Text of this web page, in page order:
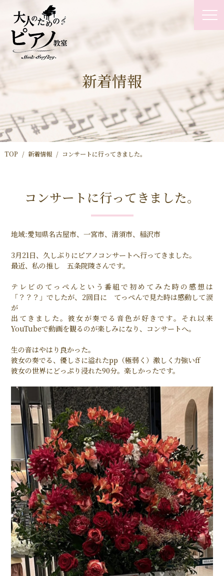
新着情報
TOP 新着情報 コンサートに行ってきました。
コンサートに行ってきました。
地域:愛知県名古屋市、一宮市、清須市、稲沢市
3月21日、久しぶりにピアノコンサートへ行ってきました。
最近、私の推し 五条院陵さんです。
テレビのてっぺんという番組で初めてみた時の感想は
「？？？」でしたが、2回目に てっぺんで見た時は感動して涙
が
出てきました。彼女が奏でる音色が好きです。それ以来
YouTubeで動画を観るのが楽しみになり、コンサートへ。
生の音はやはり良かった。
彼女の奏でる、優しさに溢れたpp（極弱く）激しく力強いff
彼女の世界にどっぷり浸れた90分。楽しかったです。